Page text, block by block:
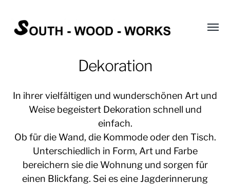
Menü
Dekoration
In ihrer vielfältigen und wunderschönen Art und
Weise begeistert Dekoration schnell und
einfach.
Ob für die Wand, die Kommode oder den Tisch.
Unterschiedlich in Form, Art und Farbe
bereichern sie die Wohnung und sorgen für
einen Blickfang. Sei es eine Jagderinnerung